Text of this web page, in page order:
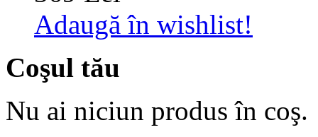
Adaugă în wishlist!
Coşul tău
Nu ai niciun produs în coş.